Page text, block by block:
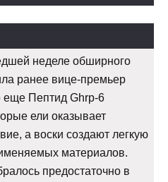
неделе обширного
ранее вице-премьер
Пептид Ghrp-6
ели оказывает
а воски создают легкую
материалов.
предостаточно в